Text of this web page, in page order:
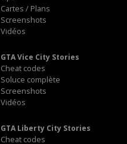
Cartes / Plans
Screenshots
Vidéos
GTA Vice City Stories
Cheat codes
Soluce complète
Screenshots
Vidéos
GTA Liberty City Stories
Cheat codes